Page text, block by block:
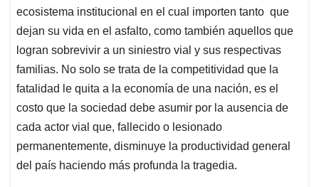
ecosistema institucional en el cual importen tanto que
dejan su vida en el asfalto, como también aquellos que
logran sobrevivir a un siniestro vial y sus respectivas
familias. No solo se trata de la competitividad que la
fatalidad le quita a la economía de una nación, es el
costo que la sociedad debe asumir por la ausencia de
cada actor vial que, fallecido o lesionado
permanentemente, disminuye la productividad general
del país haciendo más profunda la tragedia.